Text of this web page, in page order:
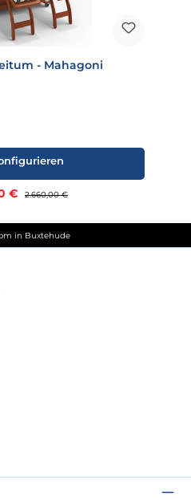
- Mahagoni
€ Regulärer Preis:
2.660,00 €
in Buxtehude